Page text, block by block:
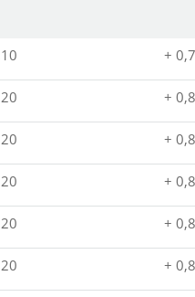
+ 0,7
+ 0,8
+ 0,8
+ 0,8
+ 0,8
+ 0,8